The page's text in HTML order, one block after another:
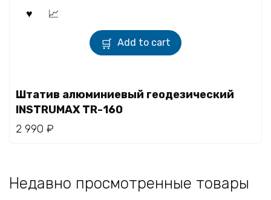
Add to cart
Штатив алюминиевый геодезический
INSTRUMAX TR-160
2 990 ₽
Недавно просмотренные товары